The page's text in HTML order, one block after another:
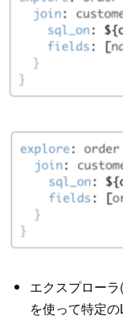
エクスプローラ
を使って特定